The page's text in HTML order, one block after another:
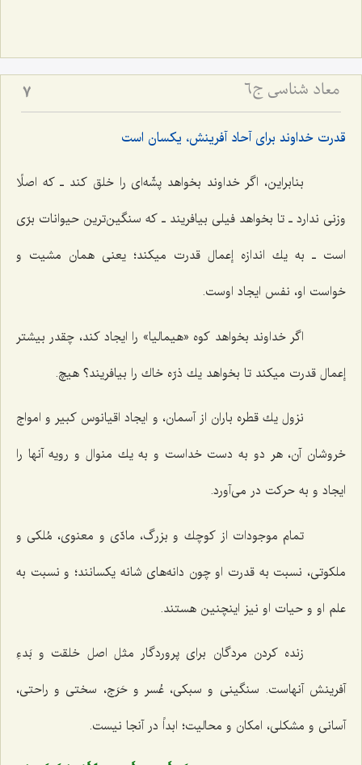
معاد شناسی ج6 7
قدرت خداوند براى آحاد آفرینش، یكسان است‌
بنابراین، اگر خداوند بخواهد پشّه‌اى را خلق كند ـ كه اصلًا
وزنى ندارد ـ تا بخواهد فیلى بیافریند ـ كه سنگین‌ترین حیوانات برّى
است ـ به یك اندازه إعمال قدرت میكند؛ یعنى همان مشیت و
خواست او، نفس ایجاد اوست.
اگر خداوند بخواهد كوه «هیمالیا» را ایجاد كند، چقدر بیشتر
إعمال قدرت میكند تا بخواهد یك ذرّه خاك را بیافریند؟ هیچ.
نزول یك قطره باران از آسمان، و ایجاد اقیانوس كبیر و امواج
خروشان آن، هر دو به دست خداست و به یك منوال و رویه آنها را
ایجاد و به حركت در مى‌آورد.
تمام موجودات از كوچك و بزرگ، مادّى و معنوى، مُلكى و
ملكوتى، نسبت به قدرت او چون دانه‌هاى شانه یكسانند؛ و نسبت به
علم او و حیات او نیز اینچنین هستند.
زنده كردن مردگان براى پروردگار مثل اصل خلقت و بَدءِ
آفرینش آنهاست. سنگینى و سبكى، عُسر و حَرَج، سختى و راحتى،
آسانى و مشكلى، امكان و محالیت؛ ابداً در آنجا نیست.